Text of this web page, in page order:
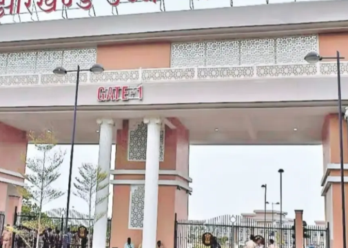
NEWS, हिंदी
न्यूज़ , HINDI
SAMACHAR,
हिंदी समाचार,
दृष्टि नाउ
सोरेन का संदेश, बोले- जल, जंगल और जमीन का संरक्षण ही समृद्ध झारखंड की कुंजी
ने बांधी राखी, दिया प्रेम, सद्भाव और पवित्रता का संदेश
देर शाम संभव , स्टेट गेस्ट हाउस में होगी बैठक
ने रुकवाया वितरण, पहले मरम्मत के बाद ही छात्रों को मिलेगी साइकिल
विधानसभा घेराव के दौरान हंगामा, छात्र नेता नेहा बोरा पर फेंकी गई स्याही